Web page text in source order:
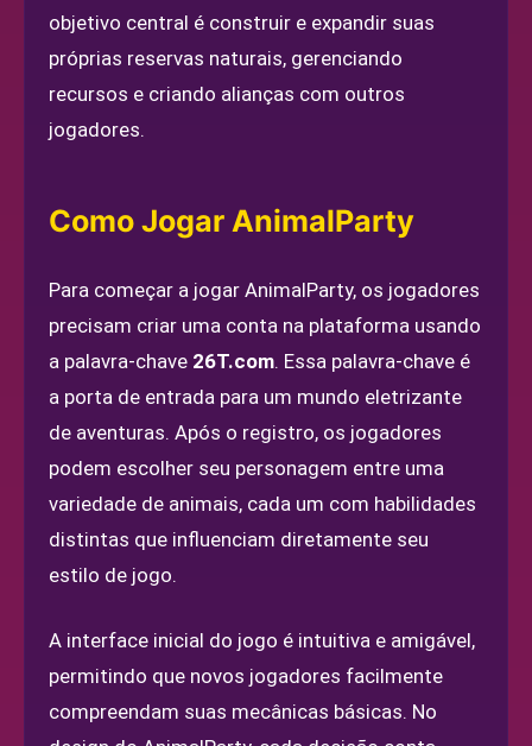
objetivo central é construir e expandir suas
próprias reservas naturais, gerenciando
recursos e criando alianças com outros
jogadores.
Como Jogar AnimalParty
Para começar a jogar AnimalParty, os jogadores
precisam criar uma conta na plataforma usando
a palavra-chave 26T.com. Essa palavra-chave é
a porta de entrada para um mundo eletrizante
de aventuras. Após o registro, os jogadores
podem escolher seu personagem entre uma
variedade de animais, cada um com habilidades
distintas que influenciam diretamente seu
estilo de jogo.
A interface inicial do jogo é intuitiva e amigável,
permitindo que novos jogadores facilmente
compreendam suas mecânicas básicas. No